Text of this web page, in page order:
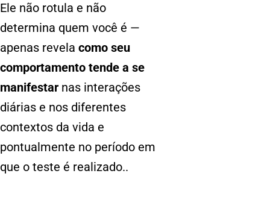
Ele não rotula e não
determina quem você é —
apenas revela como seu
comportamento tende a se
manifestar nas interações
diárias e nos diferentes
contextos da vida e
pontualmente no período em
que o teste é realizado..